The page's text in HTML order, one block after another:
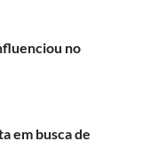
no
em busca de